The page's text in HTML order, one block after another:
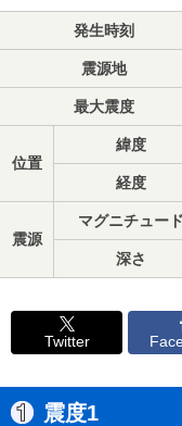
発生時刻
震源地
最大震度
位置
緯度
経度
震源
マグニチュード
深さ
Twitter
震度1